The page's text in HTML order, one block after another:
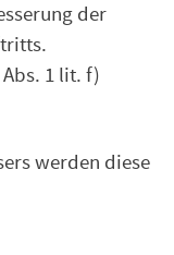
der
1 lit. f)
werden diese